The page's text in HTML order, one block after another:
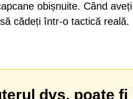
obișnuite. Când
cădeți într-o tactică reală.
dvs. poate